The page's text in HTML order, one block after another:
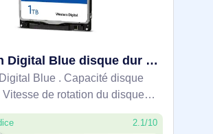
Western Digital Blue disque dur 1 To 5400 tr/min 128 Mo 2.5" Série ATA III - WD10SPZX
Blue . Capacité disque
Vitesse de rotation du disque
tr/min, Taille du tampon du
stockage: 128 Mo, Taille du2.1/10